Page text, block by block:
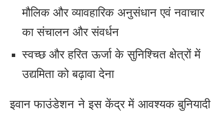
मौलिक और व्यावहारिक अनुसंधान एवं नवाचार
का संचालन और संवर्धन
स्वच्छ और हरित ऊर्जा के सुनिश्चित क्षेत्रों में
उद्यमिता को बढ़ावा देना
इवान फाउंडेशन ने इस केंद्र में आवश्यक बुनियादी